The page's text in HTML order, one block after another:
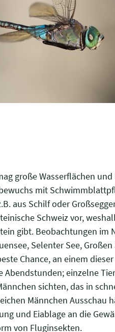
große Wasserflächen
mit
aus Schilf oder
Schweiz vor,
gibt. Beobachtungen im
Selenter See,
Chance, an einem
Abendstunden; einzelne
sichten, das in
Männchen Ausschau
und Eiablage an die
von Fluginsekten.